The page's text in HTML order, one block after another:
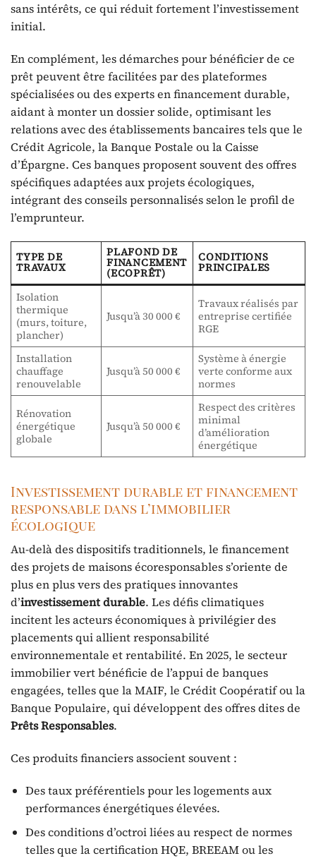
sans intérêts, ce qui réduit fortement l’investissement
initial.
En complément, les démarches pour bénéficier de ce
prêt peuvent être facilitées par des plateformes
spécialisées ou des experts en financement durable,
aidant à monter un dossier solide, optimisant les
relations avec des établissements bancaires tels que le
Crédit Agricole, la Banque Postale ou la Caisse
d’Épargne. Ces banques proposent souvent des offres
spécifiques adaptées aux projets écologiques,
intégrant des conseils personnalisés selon le profil de
l’emprunteur.
TYPE DE
TRAVAUX
PLAFOND DE
FINANCEMENT
(ECOPRÊT)
CONDITIONS
PRINCIPALES
Isolation
thermique
(murs, toiture,
plancher)
Jusqu’à 30 000 €
Travaux réalisés par
entreprise certifiée
RGE
Installation
chauffage
renouvelable
Jusqu’à 50 000 €
Système à énergie
verte conforme aux
normes
Rénovation
énergétique
globale
Jusqu’à 50 000 €
Respect des critères
minimal
d’amélioration
énergétique
Investissement durable et financement
responsable dans l’immobilier
écologique
Au-delà des dispositifs traditionnels, le financement
des projets de maisons écoresponsables s’oriente de
plus en plus vers des pratiques innovantes
d’investissement durable. Les défis climatiques
incitent les acteurs économiques à privilégier des
placements qui allient responsabilité
environnementale et rentabilité. En 2025, le secteur
immobilier vert bénéficie de l’appui de banques
engagées, telles que la MAIF, le Crédit Coopératif ou la
Banque Populaire, qui développent des offres dites de
Prêts Responsables.
Ces produits financiers associent souvent :
Des taux préférentiels pour les logements aux
performances énergétiques élevées.
Des conditions d’octroi liées au respect de normes
telles que la certification HQE, BREEAM ou les